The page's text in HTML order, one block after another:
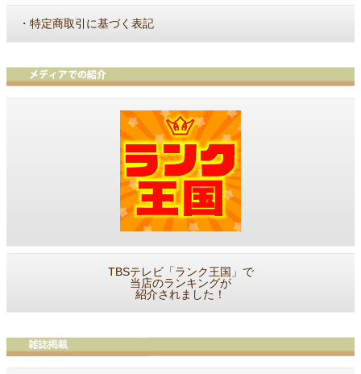
・ 特定商取引に基づく表記
TBSテレビ「ランク王国」で
当店のランキングが
紹介されました！